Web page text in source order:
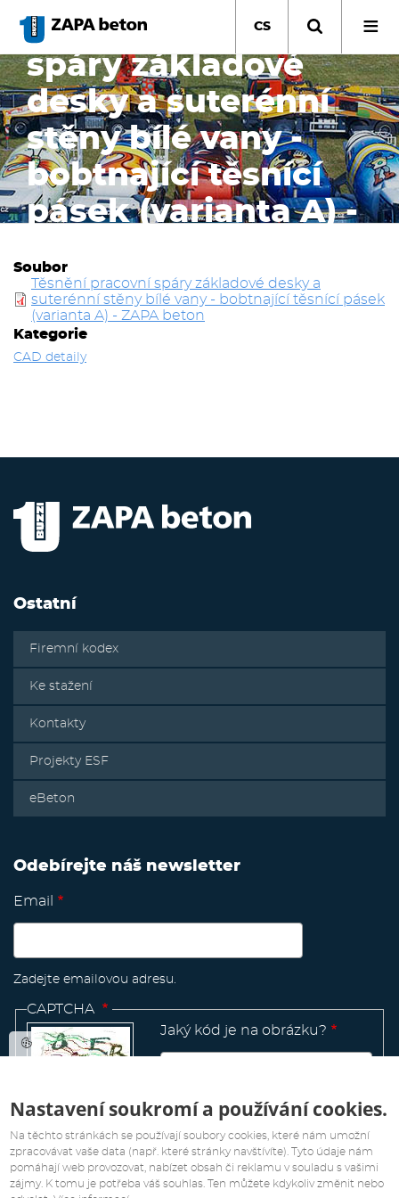
hlavnímu
obsahu
CS
Těsnění pracovní
spáry základové
desky a suterénní
stěny bílé vany -
bobtnající těsnící
pásek (varianta A) -
Soubor
Těsnění pracovní spáry základové desky a
suterénní stěny bílé vany - bobtnající těsnící pásek
(varianta A) - ZAPA beton
Kategorie
CAD detaily
Ostatní
Firemní kodex
Ke stažení
Kontakty
Projekty ESF
eBeton
Odebírejte náš newsletter
Email
Zadejte emailovou adresu.
CAPTCHA
Jaký kód je na obrázku?
Manage
existing
Nastavení soukromí a používání cookies.
Na těchto stránkách se používají soubory cookies, které nám umožní
zpracovávat vaše data (např. které stránky navštívíte). Tyto údaje nám
pomáhají web provozovat, nabízet obsah či reklamu v souladu s vašimi
zájmy. K tomu je potřeba váš souhlas. Ten můžete kdykoliv změnit nebo